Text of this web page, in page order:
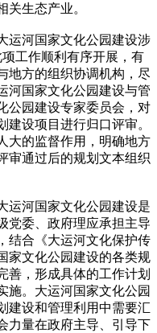
关生态产业。
运河国家文化公园建设涉
工作顺利有序开展，有
地方的组织协调机构，尽
河国家文化公园建设与管
公园建设专家委员会，对
设项目进行归口评审。
大的监督作用，明确地方
审通过后的规划文本组织
运河国家文化公园建设是
党委、政府理应承担主导
结合《大运河文化保护传
家文化公园建设的各类规
善，形成具体的工作计划
施。大运河国家文化公园
建设和管理利用中需要汇
力量在政府主导、引导下